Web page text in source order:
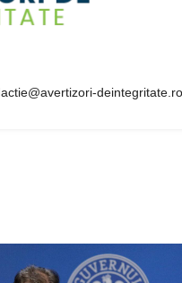
deintegritate.ro
erori
medicale
grave